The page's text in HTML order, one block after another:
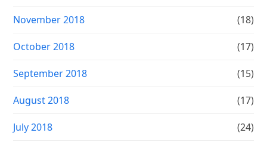
November 2018 (18)
October 2018 (17)
September 2018 (15)
August 2018 (17)
July 2018 (24)